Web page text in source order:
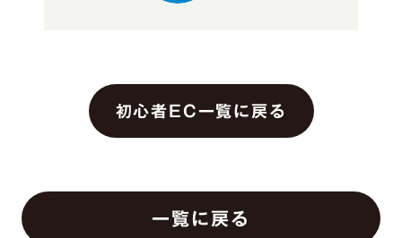
初心者EC一覧に戻る
一覧に戻る